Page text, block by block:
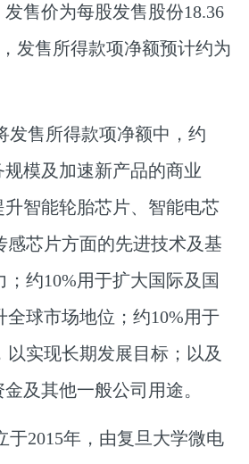
售价为每股发售股份18.36
发售所得款项净额预计约为
发售所得款项净额中，约
模及加速新产品的商业
升智能轮胎芯片、智能电芯
感芯片方面的先进技术及基
；约10%用于扩大国际及国
全球市场地位；约10%用于
以实现长期发展目标；以及
及其他一般公司用途。
于2015年，由复旦大学微电